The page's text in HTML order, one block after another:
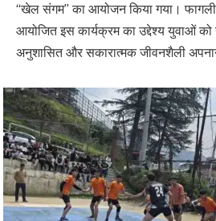
“खेल संगम” का आयोजन किया गया। फागली
आयोजित इस कार्यक्रम का उद्देश्य युवाओं
अनुशासित और सकारात्मक जीवनशैली